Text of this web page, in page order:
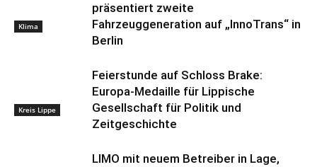
Klima
präsentiert zweite
Fahrzeuggeneration auf „InnoTrans“ in
Berlin
Kreis Lippe
Feierstunde auf Schloss Brake:
Europa-Medaille für Lippische
Gesellschaft für Politik und
Zeitgeschichte
LIMO mit neuem Betreiber in Lage,